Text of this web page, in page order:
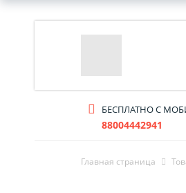
БЕСПЛАТНО С
88004442941
Главная страница